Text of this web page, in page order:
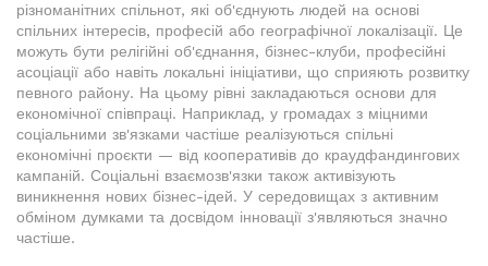
різноманітних спільнот, які об'єднують людей на основі
спільних інтересів, професій або географічної локалізації. Це
можуть бути релігійні об'єднання, бізнес-клуби, професійні
асоціації або навіть локальні ініціативи, що сприяють розвитку
певного району. На цьому рівні закладаються основи для
економічної співпраці. Наприклад, у громадах з міцними
соціальними зв'язками частіше реалізуються спільні
економічні проєкти — від кооперативів до краудфандингових
кампаній. Соціальні взаємозв'язки також активізують
виникнення нових бізнес-ідей. У середовищах з активним
обміном думками та досвідом інновації з'являються значно
частіше.